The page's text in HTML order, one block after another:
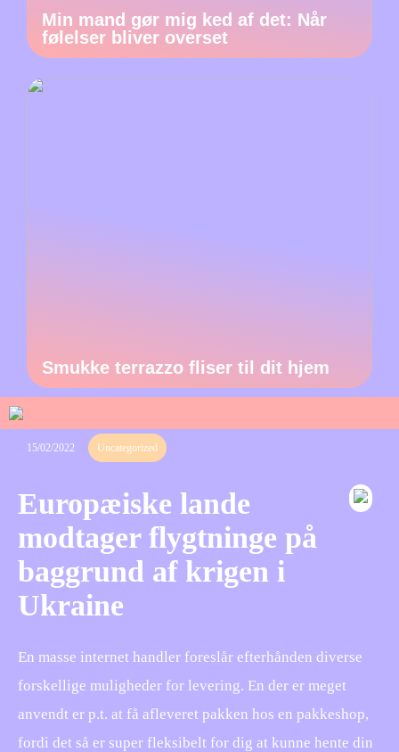
Min mand gør mig ked af det: Når
følelser bliver overset
Smukke terrazzo fliser til dit hjem
15/02/2022 Uncategorized
Europæiske lande
modtager flygtninge på
baggrund af krigen i
Ukraine
En masse internet handler foreslår efterhånden diverse
forskellige muligheder for levering. En der er meget
anvendt er p.t. at få afleveret pakken hos en pakkeshop,
fordi det så er super fleksibelt for dig at kunne hente din